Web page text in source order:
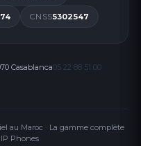
CNSS5302547
Casablanca05 22 88 51 00
au Maroc · La gamme complète
Phones